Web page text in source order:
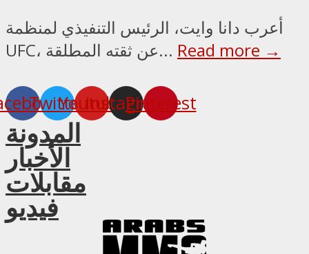
أعرب دانا وايت، الرئيس التنفيذي لمنظمة
UFC، عن ثقته المطلقة... Read more →
TwitterYoutube
Instagram
Pinterest
المدونة
الأخبار
مقابلات
فيديو